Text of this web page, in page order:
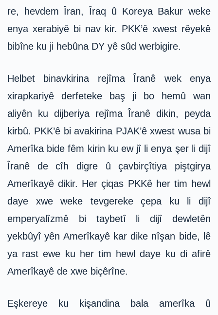
re, hevdem Îran, Îraq û Koreya Bakur weke
enya xerabiyê bi nav kir. PKK’ê xwest rêyekê
bibîne ku ji hebûna DY yê sûd werbigire.
Helbet binavkirina rejîma Îranê wek enya
xirapkariyê derfeteke baş ji bo hemû wan
aliyên ku dijberiya rejîma Îranê dikin, peyda
kirbû. PKK’ê bi avakirina PJAK’ê xwest wusa bi
Amerîka bide fêm kirin ku ew jî li enya şer li dijî
Îranê de cîh digre û çavbirçîtiya piştgirya
Amerîkayê dikir. Her çiqas PKKê her tim hewl
daye xwe weke tevgereke çepa ku li dijî
emperyalîzmê bi taybetî li dijî dewletên
yekbûyî yên Amerîkayê kar dike nîşan bide, lê
ya rast ewe ku her tim hewl daye ku di afirê
Amerîkayê de xwe biçêrîne.
Eşkereye ku kişandina bala amerîka û